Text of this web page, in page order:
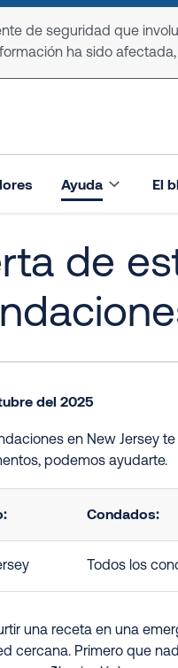
de seguridad que
ha sido
Ayuda El
de
del 2025
en New Jersey
podemos ayudarte.
Condados:
Todos los
una receta en una
cercana. Primero que